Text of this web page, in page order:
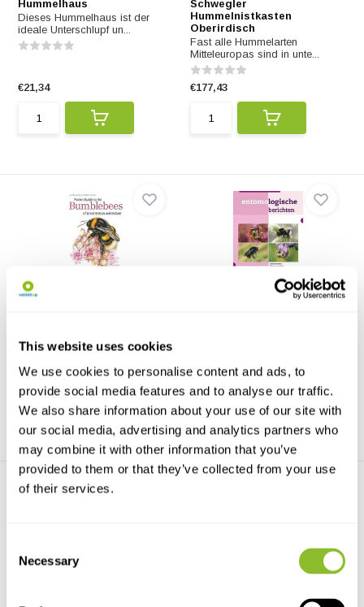
This website uses cookies
We use cookies to personalise content and ads, to
provide social media features and to analyse our traffic.
We also share information about your use of our site with
our social media, advertising and analytics partners who
may combine it with other information that you’ve
provided to them or that they’ve collected from your use
of their services.
Selection
Necessary
Hummelhaus
Dieses Hummelhaus ist der
ideale Unterschlupf un...
€21,34
Schwegler
Hummelnistkasten
Oberirdisch
Fast alle Hummelarten
Mitteleuropas sind in unte...
€177,43
bumblebees of th...
€11,49
Themanummer Hommels
€10,-
All 27 bumblebee species
Bumblebees of Great B...